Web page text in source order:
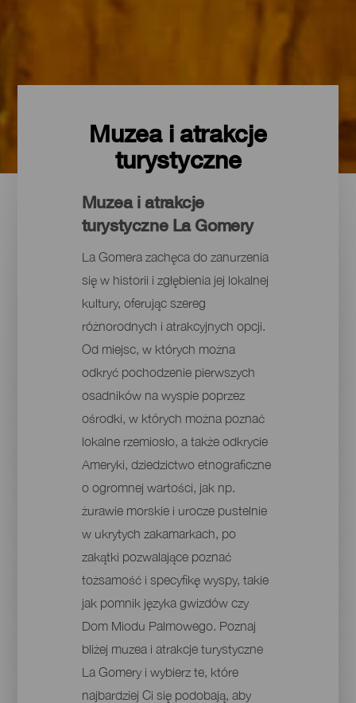
Muzea i atrakcje
turystyczne
Muzea i atrakcje
turystyczne La Gomery
La Gomera zachęca do zanurzenia
się w historii i zgłębienia jej lokalnej
kultury, oferując szereg
różnorodnych i atrakcyjnych opcji.
Od miejsc, w których można
odkryć pochodzenie pierwszych
osadników na wyspie poprzez
ośrodki, w których można poznać
lokalne rzemiosło, a także odkrycie
Ameryki, dziedzictwo etnograficzne
o ogromnej wartości, jak np.
żurawie morskie i urocze pustelnie
w ukrytych zakamarkach, po
zakątki pozwalające poznać
tożsamość i specyfikę wyspy, takie
jak pomnik języka gwizdów czy
Dom Miodu Palmowego. Poznaj
bliżej muzea i atrakcje turystyczne
La Gomery i wybierz te, które
najbardziej Ci się podobają, aby